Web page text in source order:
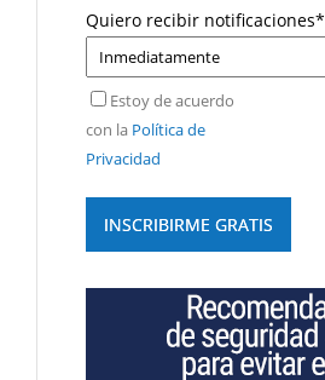
Quiero recibir notificaciones*
Estoy de acuerdo
con la Política de
Privacidad